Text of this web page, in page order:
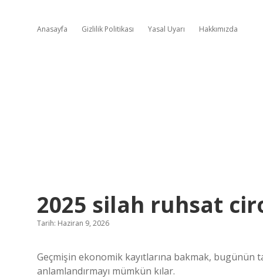
Anasayfa Gizlilik Politikası Yasal Uyarı Hakkımızda
2025 silah ruhsat
Tarih: Haziran 9, 2026
Geçmişin ekonomik kayıtlarına bakmak, bugünün
anlamlandırmayı mümkün kılar.